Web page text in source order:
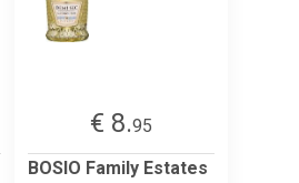
€ 8.95
BOSIO Family Estates